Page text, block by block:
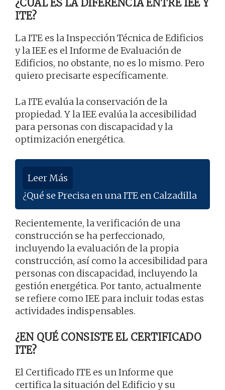
¿CUÁL ES LA DIFERENCIA ENTRE IEE Y
ITE?
La ITE es la Inspección Técnica de Edificios
y la IEE es el Informe de Evaluación de
Edificios, no obstante, no es lo mismo. Pero
quiero precisarte específicamente.
La ITE evalúa la conservación de la
propiedad. Y la IEE evalúa la accesibilidad
para personas con discapacidad y la
optimización energética.
Leer Más
¿Qué se Precisa en una ITE en Calzadilla
Recientemente, la verificación de una
construcción se ha perfeccionado,
incluyendo la evaluación de la propia
construcción, así como la accesibilidad para
personas con discapacidad, incluyendo la
gestión energética. Por tanto, actualmente
se refiere como IEE para incluir todas estas
actividades indispensables.
¿EN QUÉ CONSISTE EL CERTIFICADO
ITE?
El Certificado ITE es un Informe que
certifica la situación del Edificio y su